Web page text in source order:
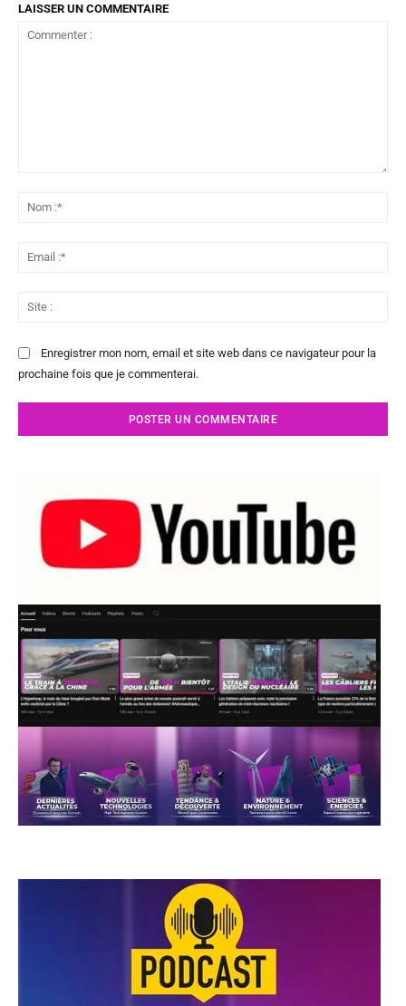
LAISSER UN COMMENTAIRE
Enregistrer mon nom, email et site web dans ce navigateur pour la
prochaine fois que je commenterai.